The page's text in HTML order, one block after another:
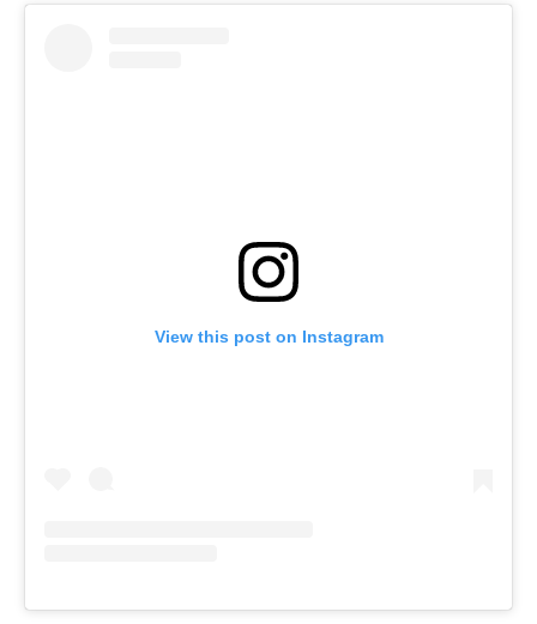
View this post on Instagram